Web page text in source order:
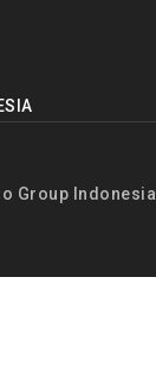
Group Indonesia